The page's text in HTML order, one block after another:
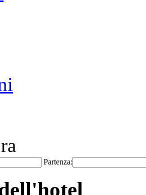
Partenza: